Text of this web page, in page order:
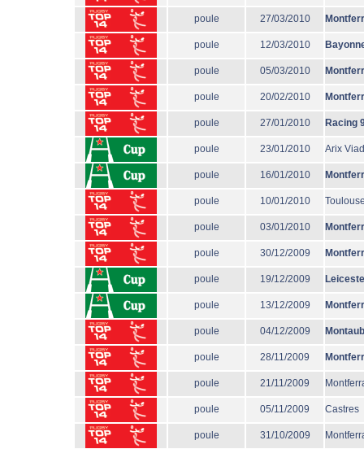
poule 27/03/2010
poule 12/03/2010
poule 05/03/2010
poule 20/02/2010
poule 27/01/2010 Racing
poule 23/01/2010 Arix
poule 16/01/2010
poule 10/01/2010
poule 03/01/2010
poule 30/12/2009
poule 19/12/2009
poule 13/12/2009
poule 04/12/2009
poule 28/11/2009
poule 21/11/2009
poule 05/11/2009 Castres
poule 31/10/2009